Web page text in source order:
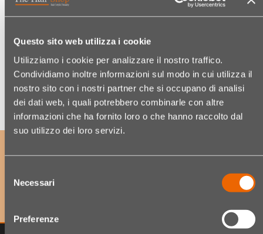
Questo sito web utilizza i cookie
Utilizziamo i cookie per analizzare il nostro traffico.
Condividiamo inoltre informazioni sul modo in cui utilizza il
nostro sito con i nostri partner che si occupano di analisi
dei dati web, i quali potrebbero combinarle con altre
informazioni che ha fornito loro o che hanno raccolto dal
suo utilizzo dei loro servizi.
delNecessari
Preferenze
€ 12,49
(€ 12,49/100 ML)